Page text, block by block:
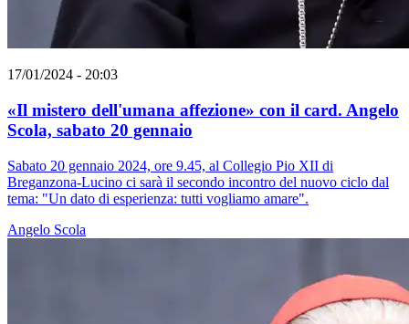
17/01/2024 - 20:03
«Il mistero dell'umana affezione» con il card. Angelo
Scola, sabato 20 gennaio
Sabato 20 gennaio 2024, ore 9.45, al Collegio Pio XII di
Breganzona-Lucino ci sarà il secondo incontro del nuovo ciclo dal
tema: "Un dato di esperienza: tutti vogliamo amare".
Angelo Scola